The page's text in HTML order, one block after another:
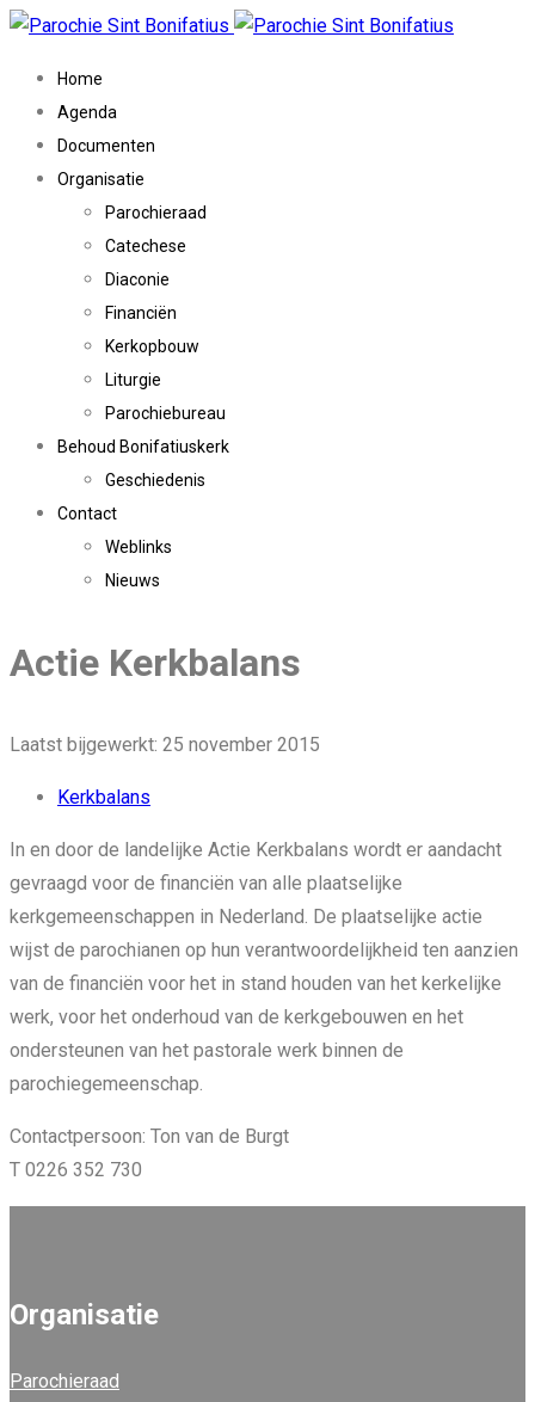
Home
Agenda
Documenten
Organisatie
Parochieraad
Catechese
Diaconie
Financiën
Kerkopbouw
Liturgie
Parochiebureau
Behoud Bonifatiuskerk
Geschiedenis
Contact
Weblinks
Nieuws
Actie Kerkbalans
Laatst bijgewerkt: 25 november 2015
Kerkbalans
In en door de landelijke Actie Kerkbalans wordt er aandacht
gevraagd voor de financiën van alle plaatselijke
kerkgemeenschappen in Nederland. De plaatselijke actie
wijst de parochianen op hun verantwoordelijkheid ten aanzien
van de financiën voor het in stand houden van het kerkelijke
werk, voor het onderhoud van de kerkgebouwen en het
ondersteunen van het pastorale werk binnen de
parochiegemeenschap.
Contactpersoon: Ton van de Burgt
T 0226 352 730
Organisatie
Parochieraad